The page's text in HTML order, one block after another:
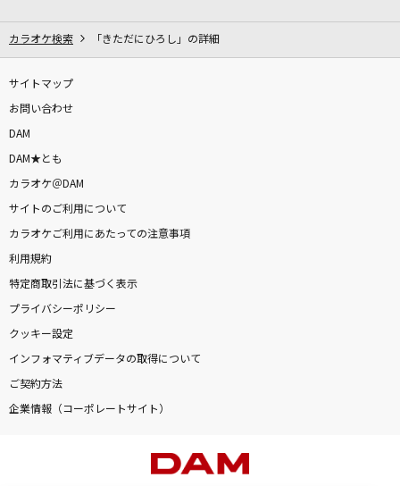
カラオケ検索 「きただにひろし」の詳細
サイトマップ
お問い合わせ
DAM
DAM★とも
カラオケ＠DAM
サイトのご利用について
カラオケご利用にあたっての注意事項
利用規約
特定商取引法に基づく表示
プライバシーポリシー
クッキー設定
インフォマティブデータの取得について
ご契約方法
企業情報（コーポレートサイト）